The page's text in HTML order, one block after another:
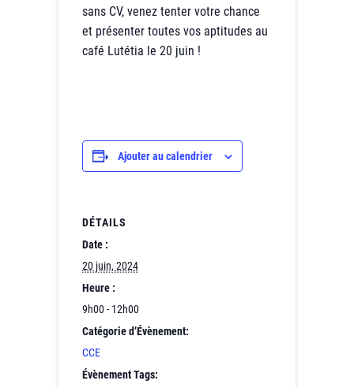
sans CV, venez tenter votre chance
et présenter toutes vos aptitudes au
café Lutétia le 20 juin !
Ajouter au calendrier
DÉTAILS
Date :
20 juin, 2024
Heure :
9h00 - 12h00
Catégorie d’Évènement:
CCE
Évènement Tags: